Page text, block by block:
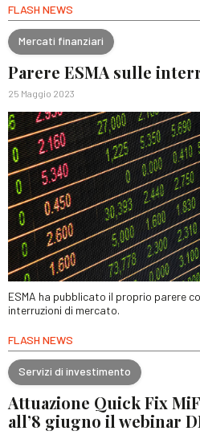
FLASH NEWS
Mercati finanziari
Parere ESMA sulle
25 Maggio 2023
ESMA ha pubblicato il proprio parere
interruzioni di mercato.
FLASH NEWS
Servizi di investimento
Attuazione Quick Fix
all’8 giugno il webinar